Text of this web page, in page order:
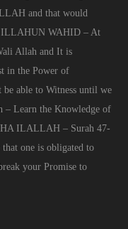
and that would
ILLAHUN WAHID – At
Allah and It is
in the Power of
able to Witness until we
– Learn the Knowledge of
ILALLAH – Surah 47-
one is obligated to
your Promise to